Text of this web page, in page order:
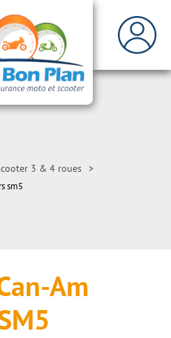
3 & 4 roues >
sm5
Am